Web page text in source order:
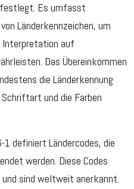
Es umfasst
Länderkennzeichen, um
Interpretation auf
Das Übereinkommen
die Länderkennung
und die Farben
1 definiert Ländercodes, die
werden. Diese Codes
sind weltweit anerkannt.